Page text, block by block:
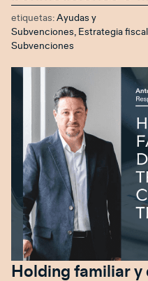
etiquetas: Ayudas y
Subvenciones Estrategia fiscal
Subvenciones
Holding familiar